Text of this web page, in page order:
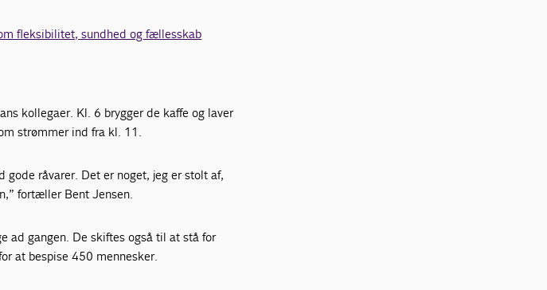
fleksibilitet, sundhed og fællesskab
kollegaer. Kl. 6 brygger de kaffe og laver
strømmer ind fra kl. 11.
råvarer. Det er noget, jeg er stolt af,
fortæller Bent Jensen.
ad gangen. De skiftes også til at stå for
at bespise 450 mennesker.